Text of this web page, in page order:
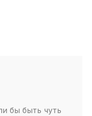
бы быть чуть